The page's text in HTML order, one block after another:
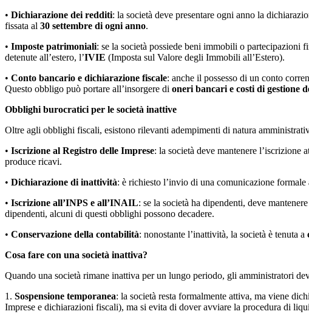
• Dichiarazione dei redditi: la società deve presentare ogni anno la
fissata al 30 settembre di ogni anno.
• Imposte patrimoniali: se la società possiede beni immobili o partecipazioni
detenute all’estero, l’IVIE (Imposta sul Valore degli Immobili all’Estero).
• Conto bancario e dichiarazione fiscale: anche il possesso di un conto
Questo obbligo può portare all’insorgere di oneri bancari e costi di gestione
Obblighi burocratici per le società inattive
Oltre agli obblighi fiscali, esistono rilevanti adempimenti di natura
• Iscrizione al Registro delle Imprese: la società deve mantenere l’iscrizione
produce ricavi.
• Dichiarazione di inattività: è richiesto l’invio di una comunicazione
• Iscrizione all’INPS e all’INAIL: se la società ha dipendenti, deve
dipendenti, alcuni di questi obblighi possono decadere.
• Conservazione della contabilità: nonostante l’inattività, la società è tenuta a
Cosa fare con una società inattiva?
Quando una società rimane inattiva per un lungo periodo, gli amministratori
1. Sospensione temporanea: la società resta formalmente attiva, ma viene
Imprese e dichiarazioni fiscali), ma si evita di dover avviare la procedura di